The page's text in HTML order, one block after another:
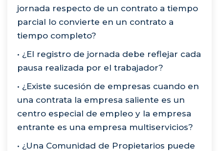
jornada respecto de un contrato a tiempo
parcial lo convierte en un contrato a
tiempo completo?
• ¿El registro de jornada debe reflejar cada
pausa realizada por el trabajador?
• ¿Existe sucesión de empresas cuando en
una contrata la empresa saliente es un
centro especial de empleo y la empresa
entrante es una empresa multiservicios?
• ¿Una Comunidad de Propietarios puede